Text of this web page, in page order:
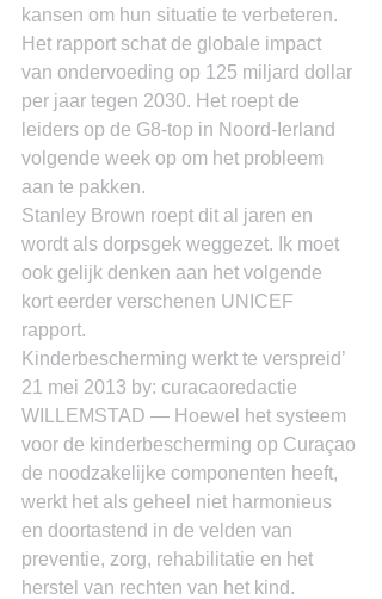
kansen om hun situatie te verbeteren.
Het rapport schat de globale impact
van ondervoeding op 125 miljard dollar
per jaar tegen 2030. Het roept de
leiders op de G8-top in Noord-Ierland
volgende week op om het probleem
aan te pakken.
Stanley Brown roept dit al jaren en
wordt als dorpsgek weggezet. Ik moet
ook gelijk denken aan het volgende
kort eerder verschenen UNICEF
rapport.
Kinderbescherming werkt te verspreid’
21 mei 2013 by: curacaoredactie
WILLEMSTAD — Hoewel het systeem
voor de kinderbescherming op Curaçao
de noodzakelijke componenten heeft,
werkt het als geheel niet harmonieus
en doortastend in de velden van
preventie, zorg, rehabilitatie en het
herstel van rechten van het kind.